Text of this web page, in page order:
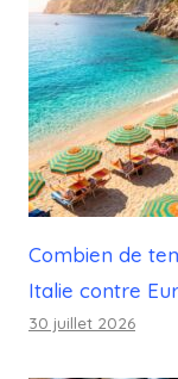
Combien de
Italie contre
30 juillet 2026